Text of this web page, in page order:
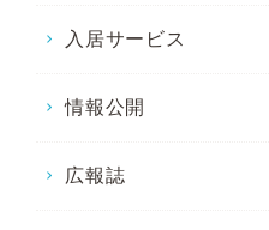
入居サービス
情報公開
広報誌